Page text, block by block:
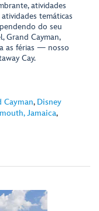
atividades
temáticas
do seu
Grand Cayman,
as férias — nosso
Cay.
Cayman, Disney
Jamaica,